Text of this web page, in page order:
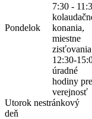
Pondelok
7:30 -
konania,
miestne
zisťovania
12:30-
úradné
hodiny pre
verejnosť
Utorok nestránkový
deň